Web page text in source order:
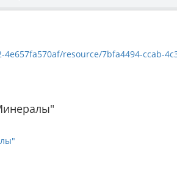
resource/7bfa4494-ccab-4c39-